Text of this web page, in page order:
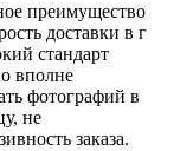
преимущество
доставки в г
стандарт
вполне
фотографий в
не
заказа.